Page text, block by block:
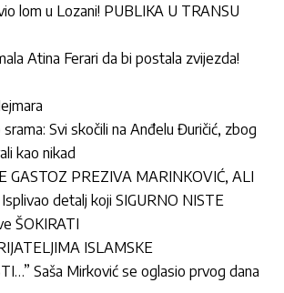
lom u Lozani! PUBLIKA U TRANSU
Atina Ferari da bi postala zvijezda!
Svi skočili na Anđelu Đuričić, zbog
kao nikad
GASTOZ PREZIVA MARINKOVIĆ, ALI
detalj koji SIGURNO NISTE
ŠOKIRATI
ISLAMSKE
Saša Mirković se oglasio prvog dana